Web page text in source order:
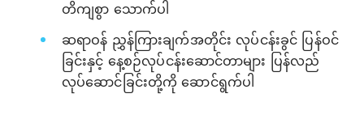
တိကျစွာ သောက်ပါ
ဆရာဝန် ညွှန်ကြားချက်အတိုင်း လုပ်ငန်းခွင် ပြန်ဝင်
ခြင်းနှင့် နေ့စဉ်လုပ်ငန်းဆောင်တာများ ပြန်လည်
လုပ်ဆောင်ခြင်းတို့ကို ဆောင်ရွက်ပါ